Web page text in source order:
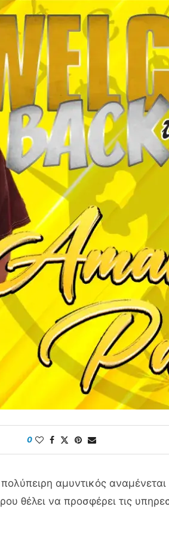
0
αμυντικός
θέλει να προσφέρει τις